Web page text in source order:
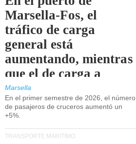
Marsella-Fos, el
tráfico de carga
general está
aumentando, mientras
que el de carga a
granel está
disminuyendo.
Marsella
En el primer semestre de 2026, el número
de pasajeros de cruceros aumentó un
+5%.
TRANSPORTE MARÍTIMO